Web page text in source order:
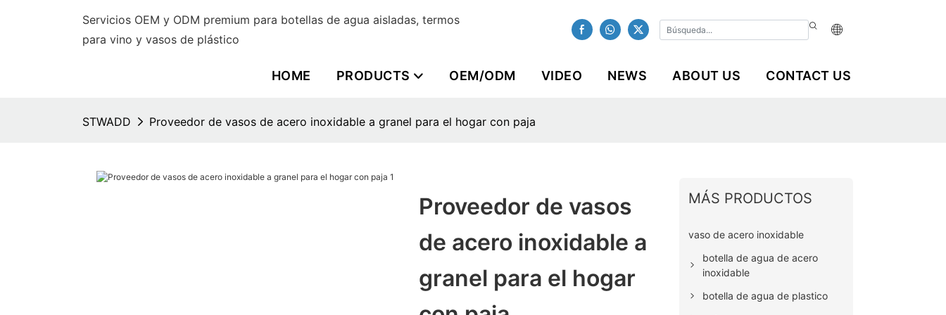
Servicios OEM y ODM premium para botellas de agua aisladas, termos
para vino y vasos de plástico
HOME PRODUCTS OEM/ODM VIDEO NEWS ABOUT US CONTACT US
STWADD Proveedor de vasos de acero inoxidable a granel para el hogar con paja
Proveedor de vasos
de acero inoxidable a
granel para el hogar
MÁS PRODUCTOS
vaso de acero inoxidable
botella de agua de acero
inoxidable
botella de agua de plastico